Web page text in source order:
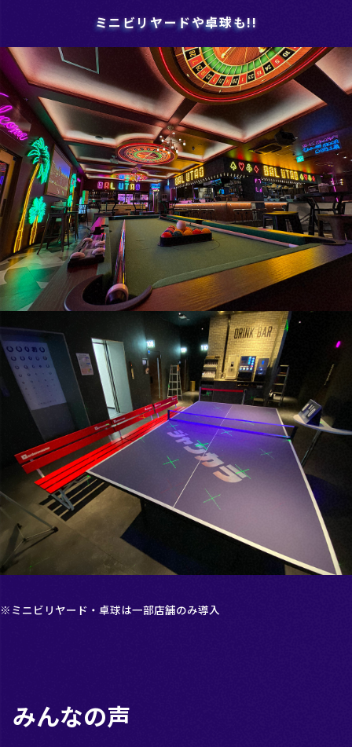
ミニビリヤードや卓球も!!
※ミニビリヤード・卓球は一部店舗のみ導入
みんなの声